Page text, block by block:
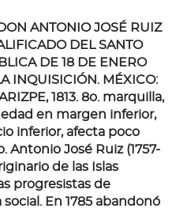
ANTONIO JOSÉ RUIZ
DEL SANTO
DE 18 DE ENERO
INQUISICIÓN. MÉXICO:
1813. 8o. marquilla,
en margen inferior,
inferior, afecta poco
Antonio José Ruiz (1757-
de las Islas
progresistas de
En 1785 abandonó